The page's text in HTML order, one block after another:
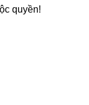
quyền!